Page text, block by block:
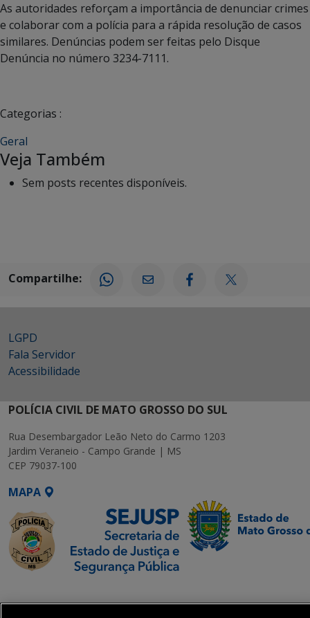
As autoridades reforçam a importância de denunciar crimes
e colaborar com a polícia para a rápida resolução de casos
similares. Denúncias podem ser feitas pelo Disque
Denúncia no número 3234-7111.
Categorias :
Geral
Veja Também
Sem posts recentes disponíveis.
Compartilhe:
LGPD
Fala Servidor
Acessibilidade
POLÍCIA CIVIL DE MATO GROSSO DO SUL
Rua Desembargador Leão Neto do Carmo 1203
Jardim Veraneio - Campo Grande | MS
CEP 79037-100
MAPA
Executiva de